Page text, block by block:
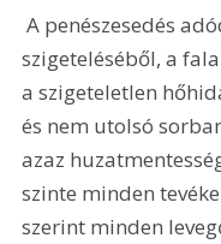
A penészesedés adódhat a falak rossz
szigeteléséből, a
a szigeteletlen
és nem utolsó
azaz
szinte minden
szerint minden